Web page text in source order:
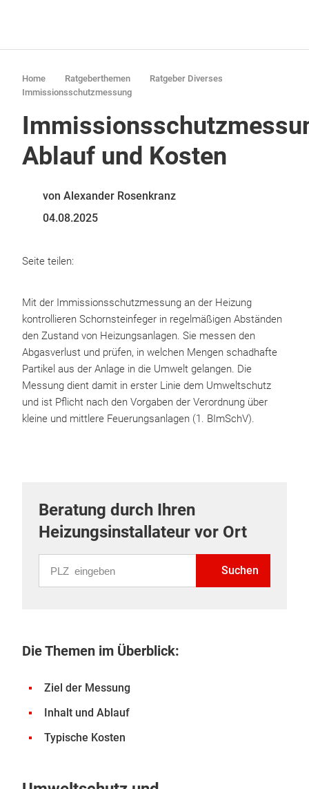
Home Ratgeberthemen
Ratgeber Diverses
Immissionsschutzmessung
Ablauf und Kosten
von Alexander Rosenkranz
04.08.2025
Seite teilen:
Mit der Immissionsschutzmessung an der Heizung
kontrollieren Schornsteinfeger in regelmäßigen Abständen
den Zustand von Heizungsanlagen. Sie messen den
Abgasverlust und prüfen, in welchen Mengen schadhafte
Partikel aus der Anlage in die Umwelt gelangen. Die
Messung dient damit in erster Linie dem Umweltschutz
und ist Pflicht nach den Vorgaben der Verordnung über
kleine und mittlere Feuerungsanlagen (1. BImSchV).
Beratung durch Ihren
Heizungsinstallateur vor Ort
Suchen
Die Themen im Überblick:
Ziel der Messung
Inhalt und Ablauf
Typische Kosten